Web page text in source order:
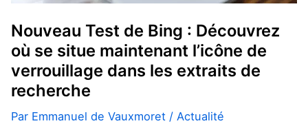
Nouveau Test de Bing : Découvrez
où se situe maintenant l’icône de
verrouillage dans les extraits de
recherche
Par Emmanuel de Vauxmoret / Actualité
verrouillage
dans
les
de
recherche